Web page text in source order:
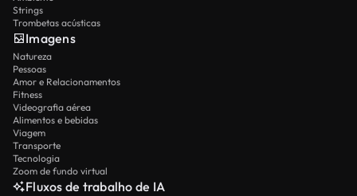
Strings
Trombetas acústicas
Imagens
Natureza
Pessoas
Amor e Relacionamentos
Fitness
Videografia aérea
Alimentos e bebidas
Viagem
Transporte
Tecnologia
Zoom de fundo virtual
Fluxos de trabalho de IA